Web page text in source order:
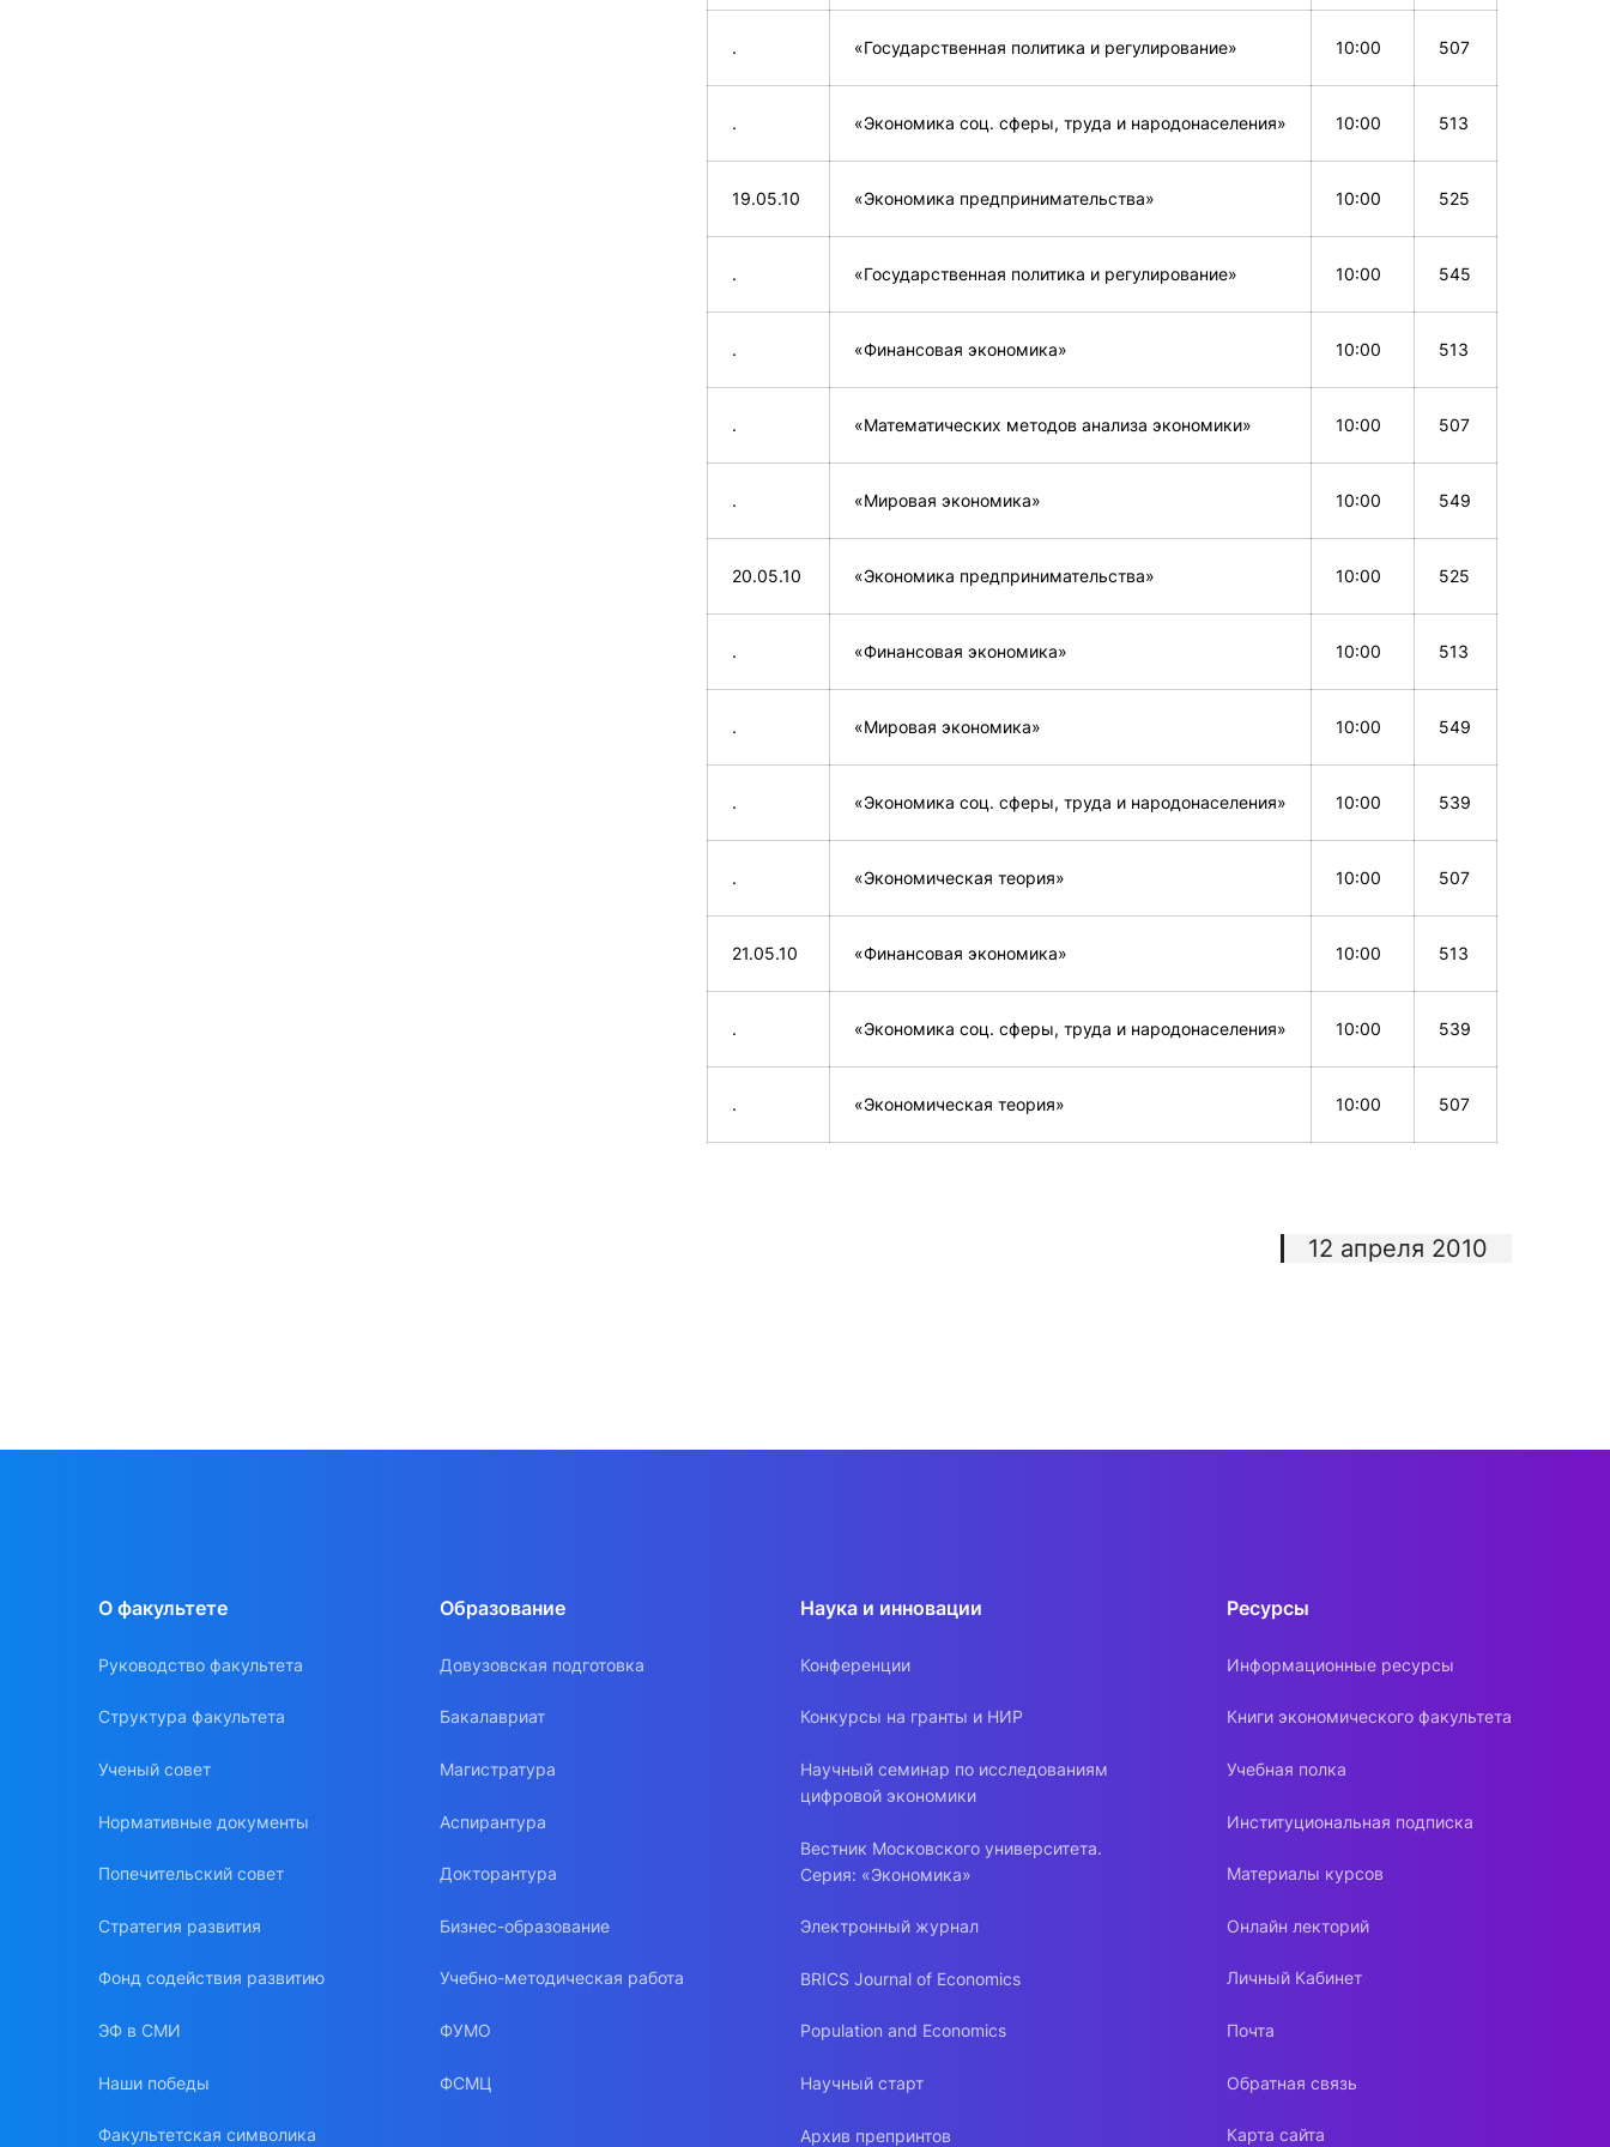
. «Государственная политика и регулирование» 10:00 507
. «Экономика соц. сферы, труда и народонаселения» 10:00 513
19.05.10 «Экономика предпринимательства» 10:00 525
. «Государственная политика и регулирование» 10:00 545
. «Финансовая экономика» 10:00 513
. «Математических методов анализа экономики» 10:00 507
. «Мировая экономика» 10:00 549
20.05.10 «Экономика предпринимательства» 10:00 525
. «Финансовая экономика» 10:00 513
. «Мировая экономика» 10:00 549
. «Экономика соц. сферы, труда и народонаселения» 10:00 539
. «Экономическая теория» 10:00 507
21.05.10 «Финансовая экономика» 10:00 513
. «Экономика соц. сферы, труда и народонаселения» 10:00 539
. «Экономическая теория» 10:00 507
12 апреля 2010
О факультете
Руководство факультета
Структура факультета
Ученый совет
Нормативные документы
Попечительский совет
Стратегия развития
Фонд содействия развитию
ЭФ в СМИ
Наши победы
Факультетская символика
Образование
Довузовская подготовка
Бакалавриат
Магистратура
Аспирантура
Докторантура
Бизнес-образование
Учебно-методическая работа
ФУМО
ФСМЦ
Наука и инновации
Конференции
Конкурсы на гранты и НИР
Научный семинар по исследованиям
цифровой экономики
Вестник Московского университета.
Серия: «Экономика»
Электронный журнал
BRICS Journal of Economics
Population and Economics
Научный старт
Архив препринтов
Ресурсы
Информационные ресурсы
Книги экономического факультета
Учебная полка
Институциональная подписка
Материалы курсов
Онлайн лекторий
Личный Кабинет
Почта
Обратная связь
Карта сайта